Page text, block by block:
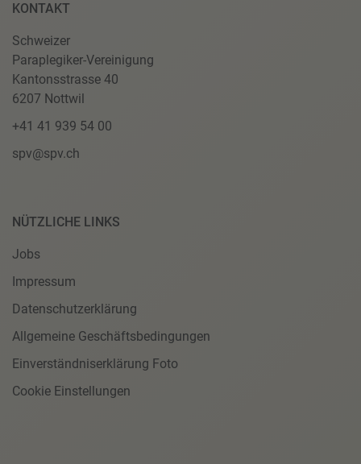
KONTAKT
Schweizer
Paraplegiker-Vereinigung
Kantonsstrasse 40
6207 Nottwil
+41 41 939 54 00
spv@spv.ch
NÜTZLICHE LINKS
Jobs
Impressum
Datenschutzerklärung
Allgemeine Geschäftsbedingungen
Einverständniserklärung Foto
Cookie Einstellungen